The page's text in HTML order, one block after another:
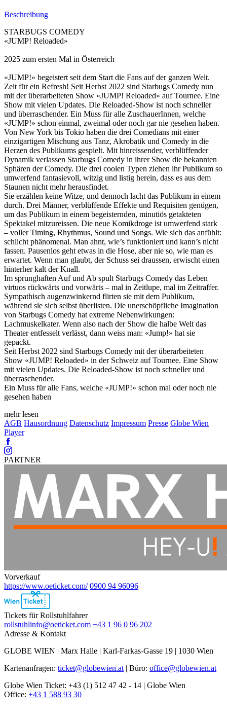
Beschreibung
STARBUGS COMEDY
«JUMP! Reloaded»
2025 zum ersten Mal in Österreich
«JUMP!» begeistert seit dem Start die Fans auf der ganzen Welt.
Zeit für ein Refresh! Seit Herbst 2022 sind Starbugs Comedy nun
mit der überarbeiteten Show «JUMP! Reloaded» auf Tournee. Eine
Show mit vielen Updates. Die Reloaded-Show ist noch schneller
und überraschender. Ein Muss für alle ZuschauerInnen, welche
«JUMP!» schon einmal, zweimal oder noch gar nie gesehen haben.
Von New York bis Tokio haben die drei Comedians mit einer
einzigartigen Mischung aus Tanz, Akrobatik und Comedy in die
Herzen des Publikums gespielt. Mit hinreissender, verblüffender
Dynamik verlassen Starbugs Comedy in ihrer Show die bekannten
Sphären der Comedy. Die drei coolen Typen ziehen ihr Publikum so
umwerfend fantasievoll, witzig und listig herein, dass es aus dem
Staunen nicht mehr herausfindet.
Sie erzählen keine Witze, und dennoch lacht das Publikum in einem
durch. Drei Männer, verblüffende Effekte und Requisiten genügen,
um das Publikum in einem begeisternden, minutiös getakteten
Spektakel mitzureissen. Die neue Komikdroge ist umwerfend stark
– voller Timing, Rhythmus, Sound und Songs. Wie sich das anfühlt:
schlicht phänomenal. Man ahnt, wie’s funktioniert und kann’s nicht
fassen. Pausenlos geht etwas in die Hose, aber nie so, wie man es
erwartet. Wenn man glaubt, der Schuss sei draussen, erwischt einen
hinterher kalt der Knall.
Im sprunghaften Auf und Ab spult Starbugs Comedy das Leben
virtuos rückwärts und vorwärts – mal in Zeitlupe, mal im Zeitraffer.
Sympathisch augenzwinkernd flirten sie mit dem Publikum,
während sie sich selbst überlisten. Die unerschöpfliche Imagination
von Starbugs Comedy hat extreme Nebenwirkungen:
Lachmuskelkater. Wenn also nach der Show die halbe Welt das
Theater entfesselt verlässt, dann weiss man: «Jump!» hat sie
gepackt.
Seit Herbst 2022 sind Starbugs Comedy mit der überarbeiteten
Show «JUMP! Reloaded» in der Schweiz auf Tournee. Eine Show
mit vielen Updates. Die Reloaded-Show ist noch schneller und
überraschender.
Ein Muss für alle Fans, welche «JUMP!» schon mal oder noch nie
gesehen haben
mehr lesen
AGB Hausordnung Datenschutz Impressum Presse Globe Wien
Player
Facebook
Instagram
PARTNER
Vorverkauf
https://www.oeticket.com/ 0900 94 96096
Ebene
2
Tickets für Rollstuhlfahrer
rollstuhlinfo@oeticket.com +43 1 96 0 96 202
Adresse & Kontakt
GLOBE WIEN | Marx Halle | Karl-Farkas-Gasse 19 | 1030 Wien
Kartenanfragen: ticket@globewien.at | Büro: office@globewien.at
Globe Wien Ticket: +43 (1) 512 47 42 - 14 | Globe Wien
Office: +43 1 588 93 30